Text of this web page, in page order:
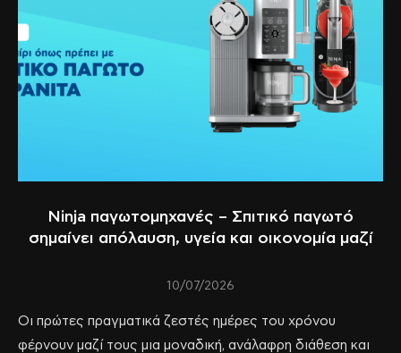
Ninja παγωτομηχανές – Σπιτικό παγωτό
σημαίνει απόλαυση, υγεία και οικονομία μαζί
10/07/2026
Οι πρώτες πραγματικά ζεστές ημέρες του χρόνου
φέρνουν μαζί τους μια μοναδική, ανάλαφρη διάθεση και